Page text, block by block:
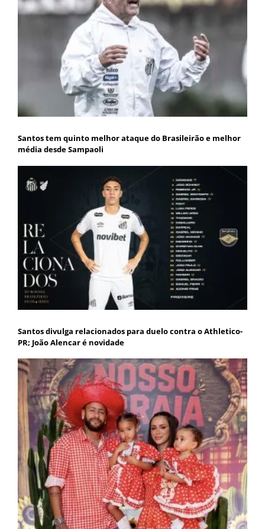
Santos tem quinto melhor ataque do Brasileirão e melhor
média desde Sampaoli
Santos divulga relacionados para duelo contra o Athletico-
PR; João Alencar é novidade